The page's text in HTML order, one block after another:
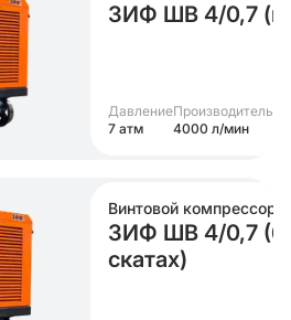
ЗИФ ШВ 4/0,7
Давление
7 атм
4000 л/мин
Винтовой компрессор
ЗИФ ШВ 4/0,7
скатах)